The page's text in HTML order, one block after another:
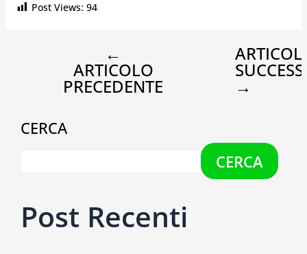
Post Views: 94
←
ARTICOLO
PRECEDENTE →
CERCA
CERCA
Post Recenti